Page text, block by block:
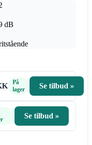
dB
På
lager
Se tilbud »
Se tilbud »